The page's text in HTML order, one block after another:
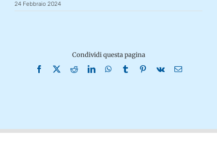
24 Febbraio 2024
Condividi questa pagina
Facebook
X RedditLinkedInWhatsApp
TumblrPinterest
Vk Email